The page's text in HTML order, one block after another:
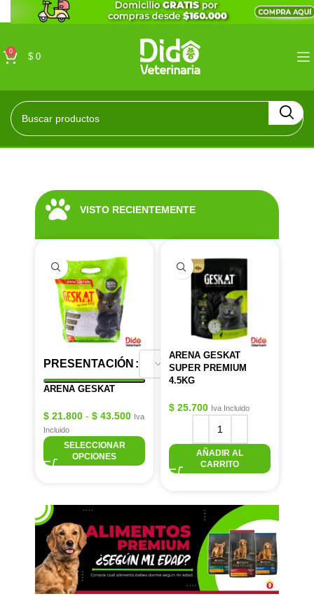
0
$ 0
VISTO RECIENTEMENTE
PRESENTACIÓN
ARENA GESKAT
$ 21.800 - $ 43.500 Iva
Incluido
SELECCIONAR
OPCIONES
ARENA GESKAT
SUPER PREMIUM
4.5KG
$ 25.700 Iva Incluido
AÑADIR AL
CARRITO